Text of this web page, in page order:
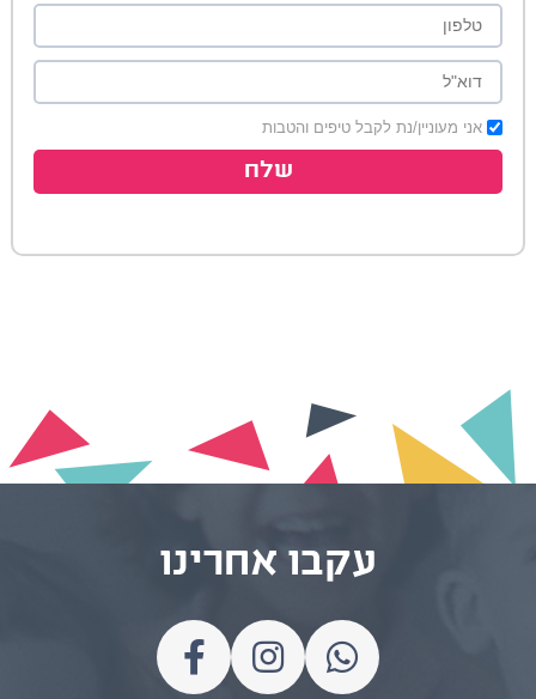
אני מעוניין/נת לקבל טיפים והטבות
שלח
עקבו אחרינו